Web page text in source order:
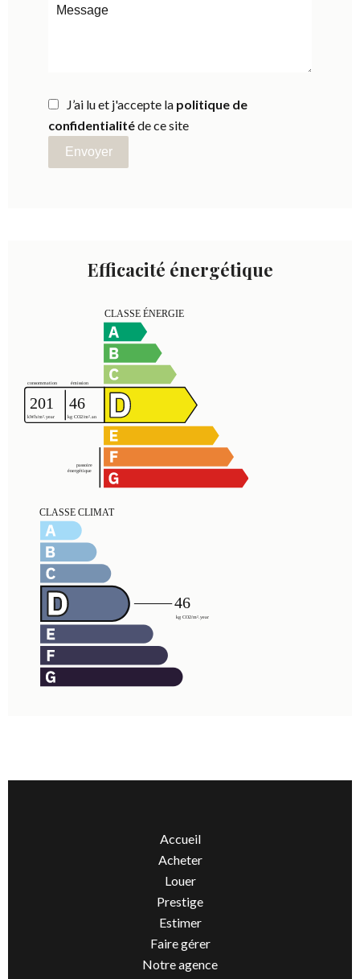
J’ai lu et j'accepte la politique de
confidentialitéde ce site
Envoyer
Efficacité énergétique
Accueil
Acheter
Louer
Prestige
Estimer
Faire gérer
Notre agence